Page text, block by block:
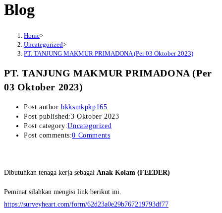
Blog
Home>
Uncategorized>
PT. TANJUNG MAKMUR PRIMADONA (Per 03 Oktober 2023)
PT. TANJUNG MAKMUR PRIMADONA (Per
03 Oktober 2023)
Post author:bkksmkpkp165
Post published:3 Oktober 2023
Post category:Uncategorized
Post comments:0 Comments
Dibutuhkan tenaga kerja sebagai Anak Kolam (FEEDER)
Peminat silahkan mengisi link berikut ini.
https://surveyheart.com/form/62d23a0e29b767219793df77